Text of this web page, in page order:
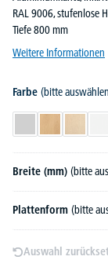
RAL 9006, stufenlose
Tiefe 800 mm
Weitere Informationen
Farbe (bitte
LichtgrauBuchedekor
Breite (mm) (bitte
Plattenform (bitte
Auswahl